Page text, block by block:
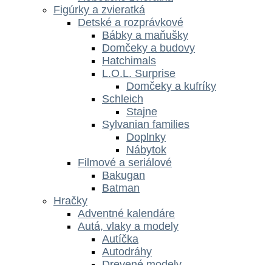
Figúrky a zvieratká
Detské a rozprávkové
Bábky a maňušky
Domčeky a budovy
Hatchimals
L.O.L. Surprise
Domčeky a kufríky
Schleich
Stajne
Sylvanian families
Doplnky
Nábytok
Filmové a seriálové
Bakugan
Batman
Hračky
Adventné kalendáre
Autá, vlaky a modely
Autíčka
Autodráhy